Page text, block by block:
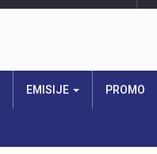
EMISIJE PROMO